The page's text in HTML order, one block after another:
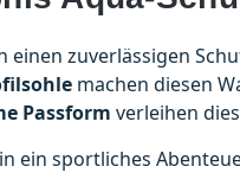
einen zuverlässigen
machen diesen
Passform verleihen
ein sportliches